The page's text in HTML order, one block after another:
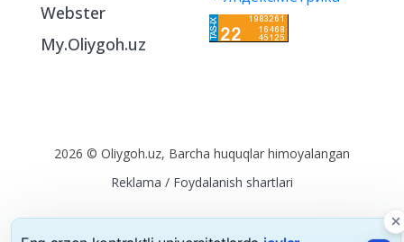
Webster
My.Oliygoh.uz
2026 © Oliygoh.uz, Barcha huquqlar himoyalangan
Reklama / Foydalanish shartlari